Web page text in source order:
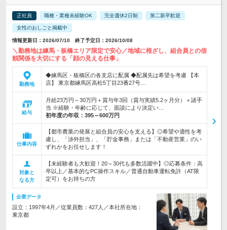
正社員 職種・業種未経験OK 完全週休2日制 第二新卒歓迎
女性のおしごと掲載中
情報更新日：2026/07/10 終了予定日：2026/10/08
＼勤務地は練馬・板橋エリア限定で安心／地域に根ざし、組合員との信
頼関係を大切にする「顔の見える仕事」
勤務地
◆練馬区・板橋区の各支店に配属 ◆配属先は希望を考慮 【本
店】 東京都練馬区高松5丁目23番27号…
給与
月給23万円～30万円＋賞与年3回（賞与実績5.2ヶ月分）＋諸手
当 ※経験・年齢に応じて、面談により決定い…
初年度の年収： 395～600万円
仕事内容
【都市農業の発展と組合員の安心を支える】◎希望や適性を考
慮し、「渉外担当」、「貯金事務」または「不動産営業」のい
ずれかをお任せします！
対象と
なる方
【未経験者も大歓迎！20～30代も多数活躍中】◎応募条件：高
卒以上／基本的なPC操作スキル／普通自動車運転免許（AT限
定可）をお持ちの方
企業データ
設立：1997年4月／従業員数：427人／本社所在地：
東京都